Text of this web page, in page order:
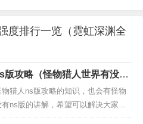
度排行一览（霓虹深渊全
版攻略（怪物猎人世界有没有
猎人ns版攻略的知识，也会有怪物
ns版的讲解，希望可以解决大家当
文目录一览： 1、NS怪物猎人XX怎